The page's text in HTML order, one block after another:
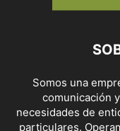
Somos una
comunicación
necesidades de
particulares.